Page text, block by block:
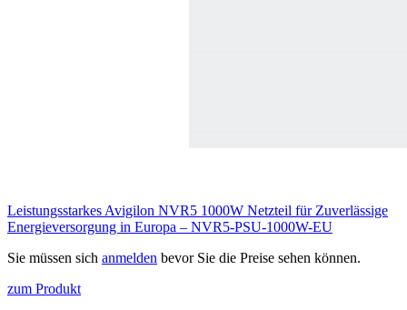
Leistungsstarkes Avigilon NVR5 1000W Netzteil für Zuverlässige
Energieversorgung in Europa – NVR5-PSU-1000W-EU
Sie müssen sich anmelden bevor Sie die Preise sehen können.
zum Produkt